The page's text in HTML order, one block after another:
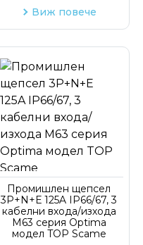
Виж повече
Промишлен щепсел
3P+N+Е 125A IP66/67, 3
кабелни входа/изхода
М63 серия Optima
модел TOP Scame